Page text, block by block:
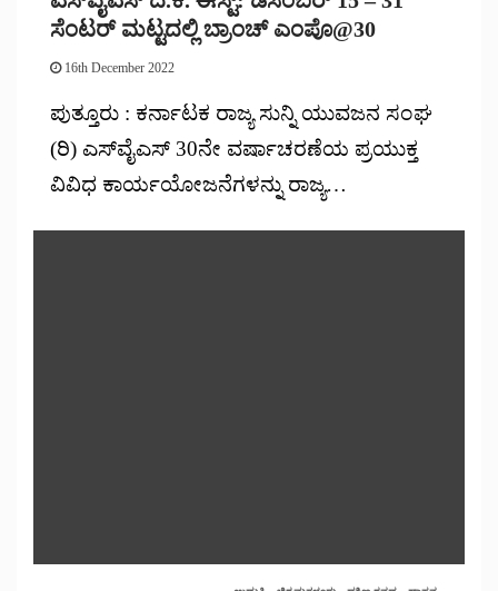
ಸೆಂಟರ್ ಮಟ್ಟದಲ್ಲಿ ಬ್ರಾಂಚ್‌ ಎಂಪೊ@30
16th December 2022
ಪುತ್ತೂರು : ಕರ್ನಾಟಕ ರಾಜ್ಯ ಸುನ್ನಿ ಯುವಜನ ಸಂಘ
(ರಿ) ಎಸ್‌ವೈಎಸ್ 30ನೇ ವರ್ಷಾಚರಣೆಯ ಪ್ರಯುಕ್ತ
ವಿವಿಧ ಕಾರ್ಯಯೋಜನೆಗಳನ್ನು ರಾಜ್ಯ…